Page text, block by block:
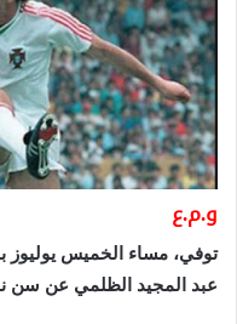
و.م.ع
توفي، مساء الخميس يوليوز
عبد المجيد الظلمي عن سن ناهزت